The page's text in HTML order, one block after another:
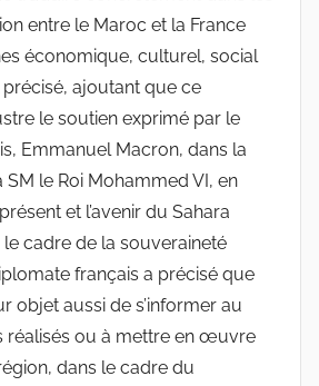
entre le Maroc et la France
économique, culturel, social
ajoutant que ce
le soutien exprimé par le
Emmanuel Macron, dans la
SM le Roi Mohammed VI, en
et l’avenir du Sahara
le cadre de la souveraineté
français a précisé que
objet aussi de s’informer au
réalisés ou à mettre en œuvre
dans le cadre du